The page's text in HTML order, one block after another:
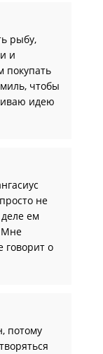
рыбу,
и
покупать
чтобы
идею
не
ем
Мне
говорит о
потому